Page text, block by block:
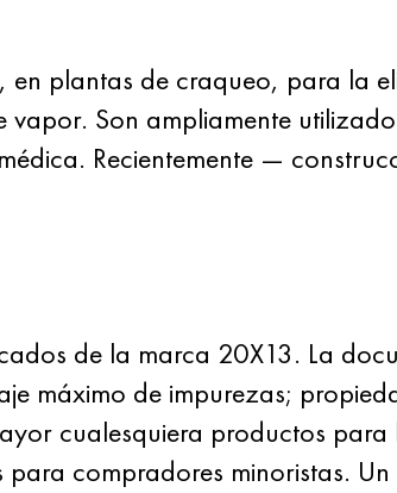
plantas de craqueo, para la
Son ampliamente
Recientemente —
de la marca 20X13. La
máximo de impurezas;
cualesquiera productos
compradores minoristas.